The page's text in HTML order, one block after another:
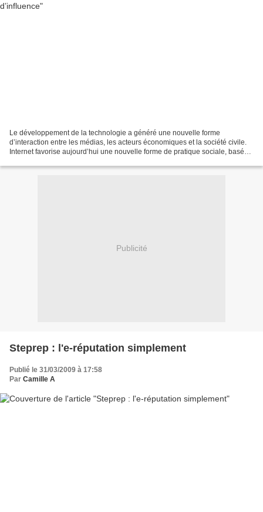
Le développement de la technologie a généré une nouvelle forme
d’interaction entre les médias, les acteurs économiques et la société civile.
Internet favorise aujourd’hui une nouvelle forme de pratique sociale, basée
Publicité
Steprep : l'e-réputation simplement
Publié le 31/03/2009 à 17:58
Par Camille A